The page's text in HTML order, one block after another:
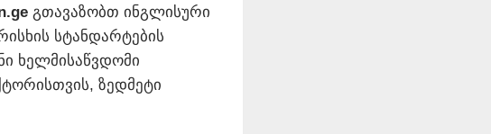
გთავაზობთ ინგლისური
სტანდარტების
ხელმისაწვდომი
ზედმეტი